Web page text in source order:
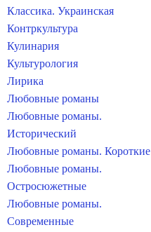
Классика. Украинская
Контркультура
Кулинария
Культурология
Лирика
Любовные романы
Любовные романы.
Исторический
Любовные романы. Короткие
Любовные романы.
Остросюжетные
Любовные романы.
Современные